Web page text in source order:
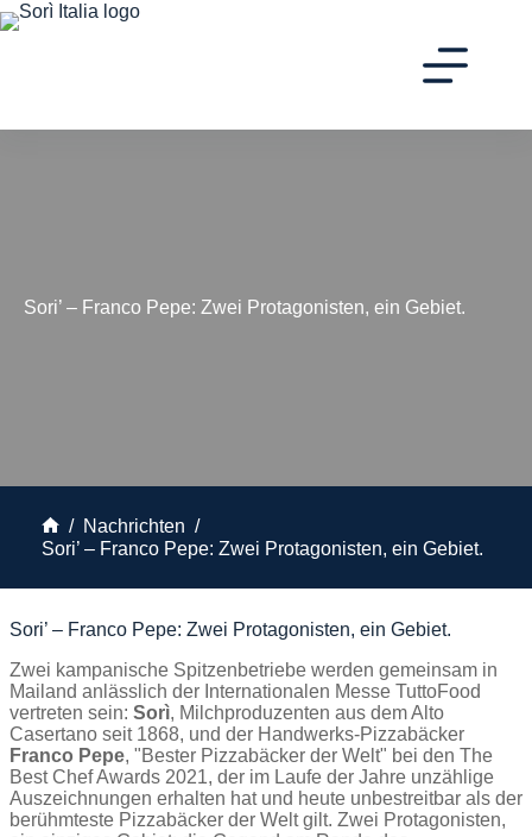
Skip
to
Sori’ – Franco Pepe: Zwei Protagonisten, ein Gebiet.
Home
/ Nachrichten /
Sori’ – Franco Pepe: Zwei Protagonisten, ein Gebiet.
Sori’ – Franco Pepe: Zwei Protagonisten, ein Gebiet.
Zwei kampanische Spitzenbetriebe werden gemeinsam in
Mailand anlässlich der Internationalen Messe TuttoFood
vertreten sein: Sorì, Milchproduzenten aus dem Alto
Casertano seit 1868, und der Handwerks-Pizzabäcker
Franco Pepe, "Bester Pizzabäcker der Welt" bei den The
Best Chef Awards 2021, der im Laufe der Jahre unzählige
Auszeichnungen erhalten hat und heute unbestreitbar als der
berühmteste Pizzabäcker der Welt gilt. Zwei Protagonisten,